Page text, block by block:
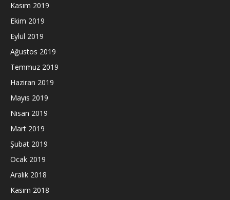
Kasım 2019
Ekim 2019
Eylül 2019
Ağustos 2019
Temmuz 2019
Haziran 2019
Mayıs 2019
Nisan 2019
Mart 2019
Şubat 2019
Ocak 2019
Aralık 2018
Kasım 2018